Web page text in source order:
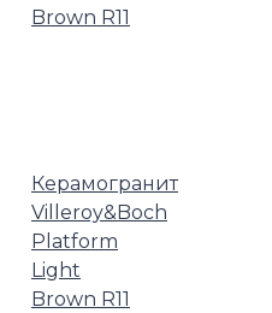
Керамогранит
Villeroy&Boch
Platform
Light
Brown R11